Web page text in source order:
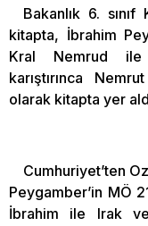
Bakanlık 6.
kitapta, İbrahim
Kral Nemrud ile
karıştırınca
olarak kitapta yer
Cumhuriyet’ten
Peygamber’in MÖ
İbrahim ile Irak